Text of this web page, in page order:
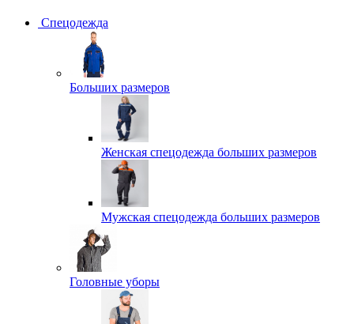
Спецодежда
Больших размеров
Женская спецодежда больших размеров
Мужская спецодежда больших размеров
Головные уборы